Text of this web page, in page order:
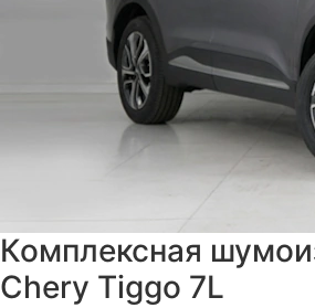
Комплексная
Chery Tiggo 7L